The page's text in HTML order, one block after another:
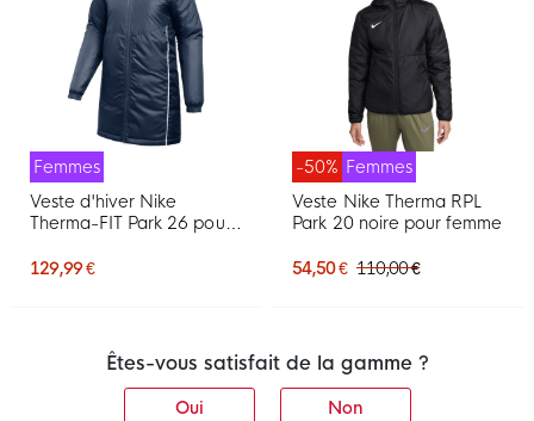
Femmes
Veste d'hiver Nike
Therma-FIT Park 26 pour
blanc
129,99 €
-50% Femmes
Veste Nike Therma RPL
Park 20 noire pour femme
54,50 € 110,00 €
Êtes-vous satisfait de la gamme ?
Oui Non